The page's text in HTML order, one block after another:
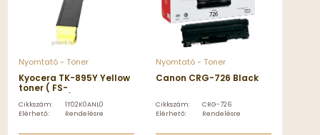
Nyomtató - Toner
Kyocera TK-895Y Yellow
toner ( FS-
C8025MFP)
Cikkszám:
1T02K0ANL0
Elérhető:
Rendelésre
Nyomtató - Toner
Canon CRG-726 Black
Cikkszám:
CRG-726
Elérhető:
Rendelésre